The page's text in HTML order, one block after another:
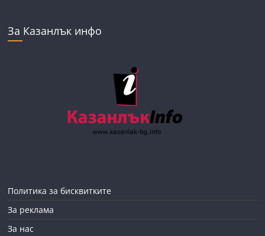
За Казанлък инфо
Политика за бисквитките
За реклама
За нас